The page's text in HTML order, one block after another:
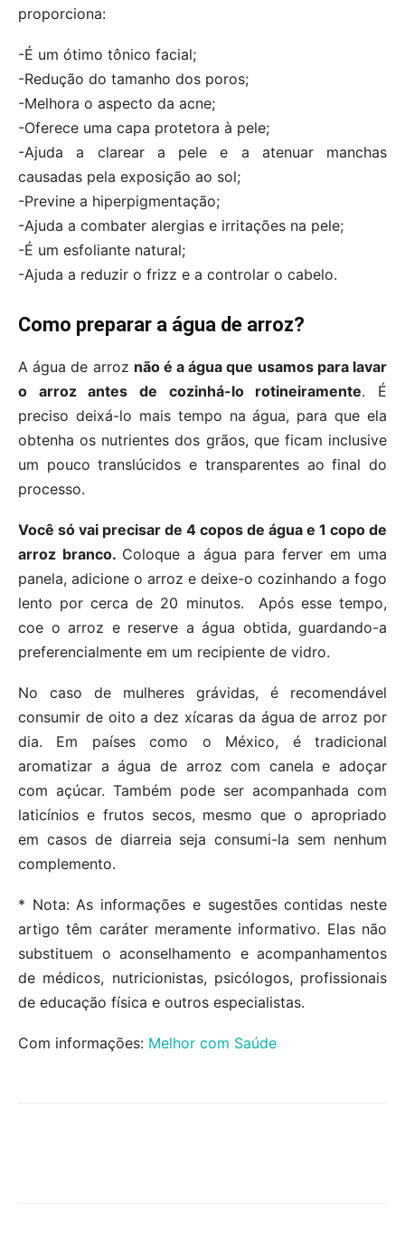
proporciona:
-É um ótimo tônico facial;
-Redução do tamanho dos poros;
-Melhora o aspecto da acne;
-Oferece uma capa protetora à pele;
-Ajuda a clarear a pele e a atenuar manchas
causadas pela exposição ao sol;
-Previne a hiperpigmentação;
-Ajuda a combater alergias e irritações na pele;
-É um esfoliante natural;
-Ajuda a reduzir o frizz e a controlar o cabelo.
Como preparar a água de arroz?
A água de arroz não é a água que usamos para lavar
o arroz antes de cozinhá-lo rotineiramente. É
preciso deixá-lo mais tempo na água, para que ela
obtenha os nutrientes dos grãos, que ficam inclusive
um pouco translúcidos e transparentes ao final do
processo.
Você só vai precisar de 4 copos de água e 1 copo de
arroz branco. Coloque a água para ferver em uma
panela, adicione o arroz e deixe-o cozinhando a fogo
lento por cerca de 20 minutos. Após esse tempo,
coe o arroz e reserve a água obtida, guardando-a
preferencialmente em um recipiente de vidro.
No caso de mulheres grávidas, é recomendável
consumir de oito a dez xícaras da água de arroz por
dia. Em países como o México, é tradicional
aromatizar a água de arroz com canela e adoçar
com açúcar. Também pode ser acompanhada com
laticínios e frutos secos, mesmo que o apropriado
em casos de diarreia seja consumi-la sem nenhum
complemento.
* Nota: As informações e sugestões contidas neste
artigo têm caráter meramente informativo. Elas não
substituem o aconselhamento e acompanhamentos
de médicos, nutricionistas, psicólogos, profissionais
de educação física e outros especialistas.
Com informações: Melhor com Saúde